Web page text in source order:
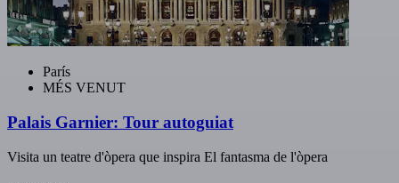
París
MÉS VENUT
Palais Garnier: Tour autoguiat
Visita un teatre d'òpera que inspira El fantasma de l'òpera